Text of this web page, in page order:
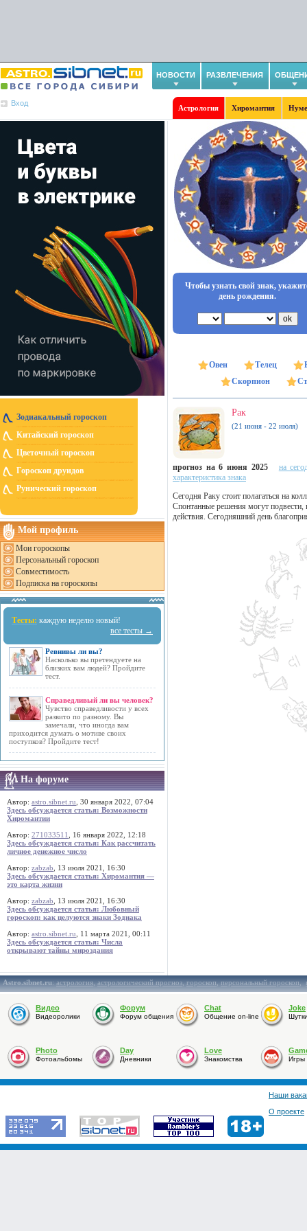
НОВОСТИ РАЗВЛЕЧЕНИЯ
Вход
Астрология Хиромантия
Зодиакальный гороскоп
Китайский гороскоп
Цветочный гороскоп
Гороскоп друидов
Рунический гороскоп
Мой профиль
Мои гороскопы
Персональный гороскоп
Совместимость
Подписка на гороскопы
Тесты: каждую неделю новый!
все тесты →
Ревнивы ли вы?
Насколько вы претендуете на
близких вам людей? Пройдите
тест.
Справедливый ли вы человек?
Чувство справедливости у всех
развито по разному. Вы
замечали, что иногда вам
приходится думать о мотиве своих
поступков? Пройдите тест!
На форуме
Автор: astro.sibnet.ru , 30 января 2022, 07:04
Здесь обсуждается статья: Возможности
Хиромантии
Автор: 271033511
, 16 января 2022, 12:18
Здесь обсуждается статья: Как рассчитать
личное денежное число
Автор: zabzab , 13 июля 2021, 16:30
Здесь обсуждается статья: Хиромантия —
это карта жизни
Автор: zabzab , 13 июля 2021, 16:30
Здесь обсуждается статья: Любовный
гороскоп: как целуются знаки Зодиака
Автор: astro.sibnet.ru , 11 марта 2021, 00:11
Здесь обсуждается статья: Числа
открывают тайны мироздания
Чтобы узнать свой знак,
день рождения.
Овен Телец
Скорпион
Рак
(21 июня - 22 июля)
прогноз на 6 июня 2025
на
характеристика знака
Сегодня Раку стоит полагаться на
Спонтанные решения могут подвести,
действия. Сегодняшний день
Astro.sibnet.ru:астрология,астрологический прогноз,гороскоп,персональный гороскоп,
Видео
Видеоролики
Форум
Форум общения
Chat
Общение on-line
Joke
Photo
Фотоальбомы
Day
Дневники
Love
Знакомства Игры
Наши
О проекте